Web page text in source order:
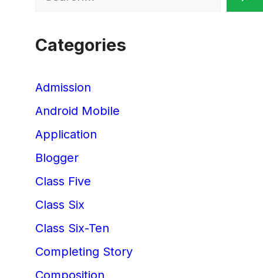
Categories
Admission
Android Mobile
Application
Blogger
Class Five
Class Six
Class Six-Ten
Completing Story